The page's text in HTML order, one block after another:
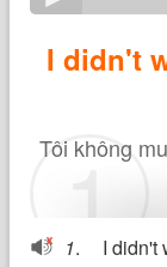
1
I didn't
Tôi không
1. I didn't